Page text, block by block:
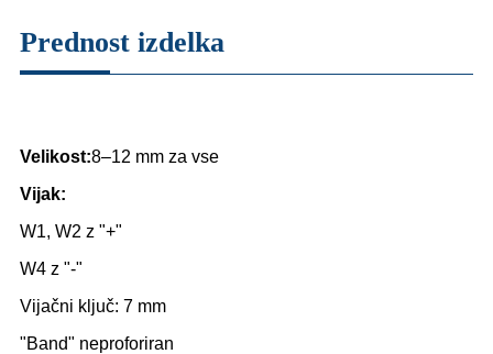
Prednost izdelka
Velikost:8–12 mm za vse
Vijak:
W1, W2 z "+"
W4 z "-"
Vijačni ključ: 7 mm
"Band" neproforiran